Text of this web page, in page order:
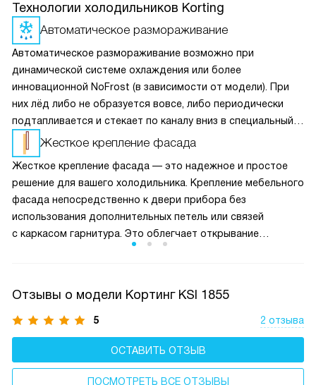
Технологии холодильников Korting
Автоматическое размораживание
Автоматическое размораживание возможно при
динамической системе охлаждения или более
инновационной NoFrost (в зависимости от модели). При
них лёд либо не образуется вовсе, либо периодически
подтапливается и стекает по каналу вниз в специальный
резервуар, откуда затем испаряется.
Жесткое крепление фасада
Жесткое крепление фасада — это надежное и простое
решение для вашего холодильника. Крепление мебельного
фасада непосредственно к двери прибора без
использования дополнительных петель или связей
с каркасом гарнитура. Это облегчает открывание
а также снижая вероятность износа. Кроме того, это
решение не ограничивает угол открывания двери, делая
использование вашего холодильника максимально
удобным и функциональным.
Отзывы о модели Кортинг KSI 1855
5 2 отзыва
ОСТАВИТЬ ОТЗЫВ
ПОСМОТРЕТЬ ВСЕ ОТЗЫВЫ